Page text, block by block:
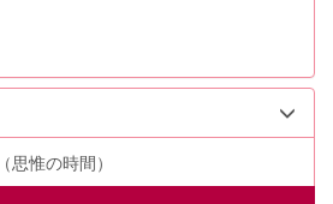
惟の時間）